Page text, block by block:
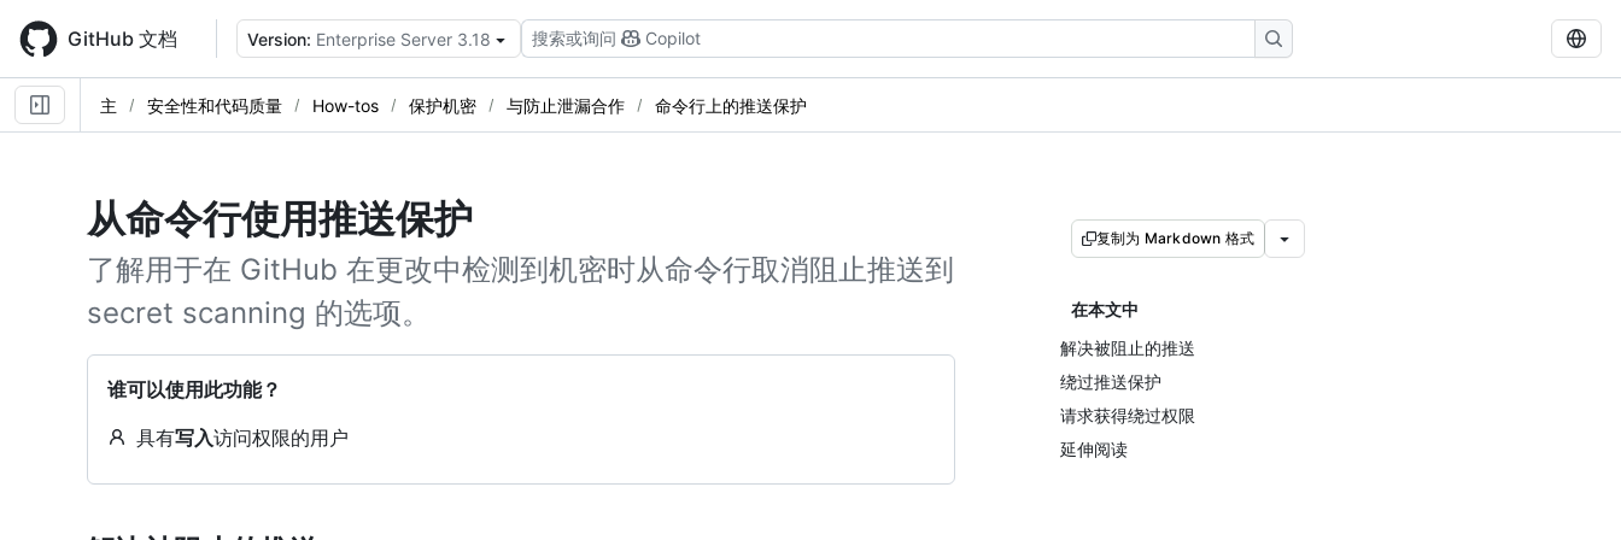
main
content
GitHub 文档 Version: Enterprise Server 3.18 搜索或询问 Copilot
主 安全性和代码质量 How-tos 保护机密 与防止泄漏合作 命令行上的推送保护
从命令行使用推送保护
了解用于在 GitHub 在更改中检测到机密时从命令行取消阻止推送到
secret scanning 的选项。
谁可以使用此功能？
具有写入访问权限的用户
复制为 Markdown 格式
在本文中
解决被阻止的推送
绕过推送保护
请求获得绕过权限
延伸阅读